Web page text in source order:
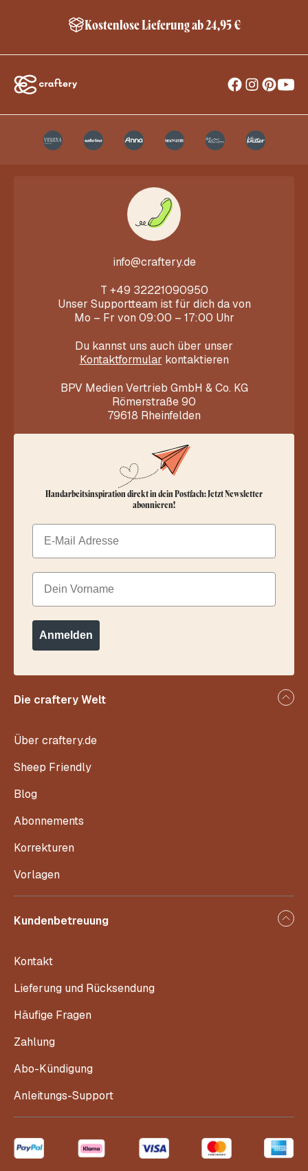
Kostenlose Lieferung ab 24,95 €
info@craftery.de
T +49 32221090950
Unser Supportteam ist für dich da von
Mo – Fr von 09:00 – 17:00 Uhr
Du kannst uns auch über unser
Kontaktformular kontaktieren
BPV Medien Vertrieb GmbH & Co. KG
Römerstraße 90
79618 Rheinfelden
Die craftery Welt
Über craftery.de
Sheep Friendly
Blog
Abonnements
Korrekturen
Vorlagen
Kundenbetreuung
Kontakt
Lieferung und Rücksendung
Häufige Fragen
Zahlung
Abo-Kündigung
Anleitungs-Support
Handarbeitsinspiration direkt in dein Postfach: Jetzt Newsletter
abonnieren!
Email
Dein Vorname
Anmelden